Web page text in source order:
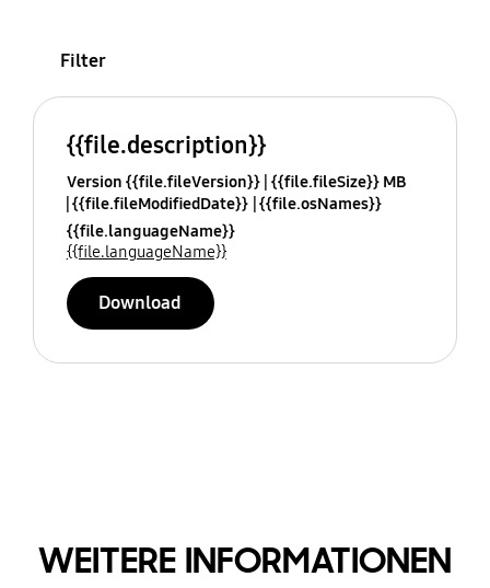
Filter
{{file.description}}
Version {{file.fileVersion}} {{file.fileSize}} MB
{{file.fileModifiedDate}} {{file.osNames}}
{{file.languageName}}
{{file.languageName}}
Download
WEITERE INFORMATIONEN